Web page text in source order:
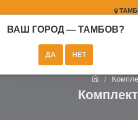
ВАШ ГОРОД — ТАМБОВ?